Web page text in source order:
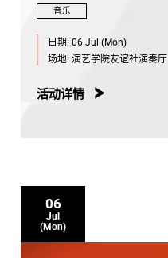
音乐
日期: 06 Jul (Mon)
场地: 演艺学院友谊社演奏厅
活动详情
06
Jul
(Mon)